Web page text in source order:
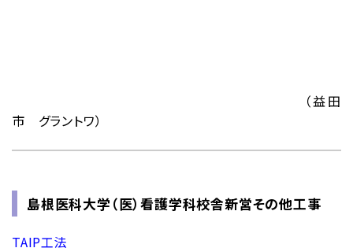
（益田
市 グラントワ）
島根医科大学（医）看護学科校舎新営その他工事
TAIP工法